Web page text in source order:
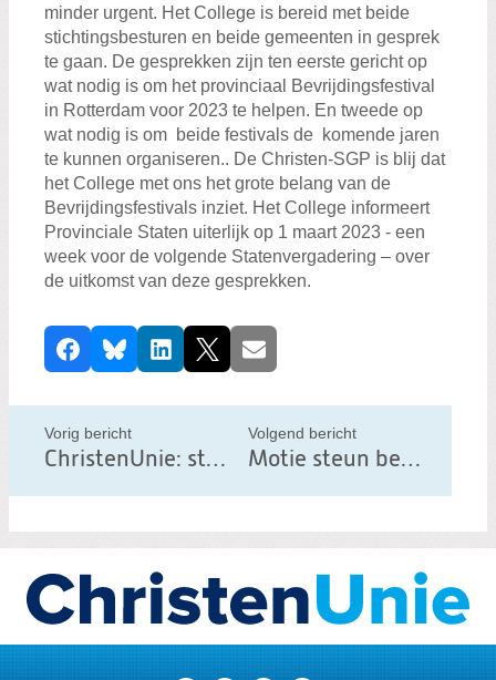
minder urgent. Het College is bereid met beide
stichtingsbesturen en beide gemeenten in gesprek
te gaan. De gesprekken zijn ten eerste gericht op
wat nodig is om het provinciaal Bevrijdingsfestival
in Rotterdam voor 2023 te helpen. En tweede op
wat nodig is om beide festivals de komende jaren
te kunnen organiseren.. De Christen-SGP is blij dat
het College met ons het grote belang van de
Bevrijdingsfestivals inziet. Het College informeert
Provinciale Staten uiterlijk op 1 maart 2023 - een
week voor de volgende Statenvergadering – over
de uitkomst van deze gesprekken.
D
e
e
l
d
b
e
r
i
FacebookBlueskyLinkedIn
X E-mail
Vorig bericht
ChristenUnie: stop met vriendschapsband China
Volgend bericht
Motie steun bevrijdingsfestivals aangenomen